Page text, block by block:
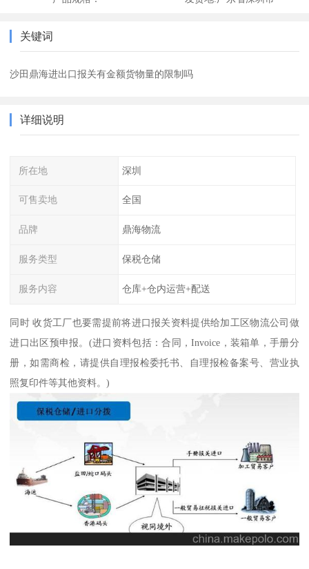
关键词
沙田鼎海进出口报关有金额货物量的限制吗
详细说明
所在地 深圳
可售卖地 全国
品牌 鼎海物流
服务类型 保税仓储
服务内容 仓库+仓内运营+配送
同时 收货工厂也要需提前将进口报关资料提供给加工区物流公司做
进口出区预申报。(进口资料包括：合同，Invoice，装箱单，手册分
册，如需商检，请提供自理报检委托书、自理报检备案号、营业执
照复印件等其他资料。)